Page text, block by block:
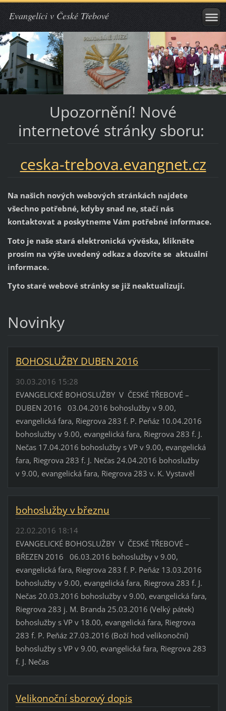
Evangelíci v České Třebové
Upozornění! Nové
internetové stránky sboru:
ceska-trebova.evangnet.cz
Na našich nových webových stránkách najdete
všechno potřebné, kdyby snad ne, stačí nás
kontaktovat a poskytneme Vám potřebné informace.
Toto je naše stará elektronická vývěska, klikněte
prosím na výše uvedený odkaz a dozvíte se aktuální
informace.
Tyto staré webové stránky se již neaktualizují.
Novinky
BOHOSLUŽBY DUBEN 2016
30.03.2016 15:28
EVANGELICKÉ BOHOSLUŽBY V ČESKÉ TŘEBOVÉ –
DUBEN 2016 03.04.2016 bohoslužby v 9.00,
evangelická fara, Riegrova 283 f. P. Peňáz 10.04.2016
bohoslužby v 9.00, evangelická fara, Riegrova 283 f. J.
Nečas 17.04.2016 bohoslužby s VP v 9.00, evangelická
fara, Riegrova 283 f. J. Nečas 24.04.2016 bohoslužby
v 9.00, evangelická fara, Riegrova 283 v. K. Vystavěl
bohoslužby v březnu
22.02.2016 18:14
EVANGELICKÉ BOHOSLUŽBY V ČESKÉ TŘEBOVÉ –
BŘEZEN 2016 06.03.2016 bohoslužby v 9.00,
evangelická fara, Riegrova 283 f. P. Peňáz 13.03.2016
bohoslužby v 9.00, evangelická fara, Riegrova 283 f. J.
Nečas 20.03.2016 bohoslužby v 9.00, evangelická fara,
Riegrova 283 j. M. Branda 25.03.2016 (Velký pátek)
bohoslužby s VP v 18.00, evangelická fara, Riegrova
283 f. P. Peňáz 27.03.2016 (Boží hod velikonoční)
bohoslužby s VP v 9.00, evangelická fara, Riegrova 283
f. J. Nečas
Velikonoční sborový dopis